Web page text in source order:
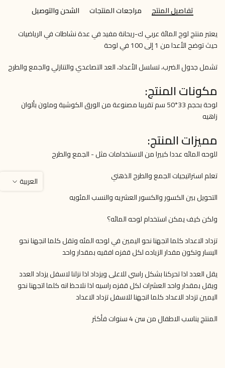
تفاصيل المنتج مراجعات المنتجات
الشحن والتوصيل
يعتبر منتج لوح المائة عربي ك-ريحانة مفيد في عدة نشاطات في الرياضيات
حيث توضح الأعدا من 1 إلى 100 في لوحة
تشمل جدول الضرب، تسلسل الأعداد، العد التصاعدي والتنازلي والجمع والطرح
مكونات المنتج:
لوحة بحجم 33*50 سم تقريبا مصنوعة من الورق الكوشية وملون بألوان
زاهيه
مميزات المنتج:
للوحه المائه عددا كبيرا من الاستخدامات مثل - الجمع والطرح
تعلم استراتيجيات الجمع والطرح الذهني
التحويل بين الكسور والكسور العشريه والنسب المئويه
ولكن كيف يمكن استخدام لوحه المائه؟
تزداد الاعداد كلما اتجهنا نحو اليمين في لوحه المئه وتقل كلما اتجهنا نحو
اليسار وتكون مقدار الزياده لكل قفزه افقيه بمقدار واحد
يقل العدد اذا تحركنا بشكل راسي للاعلى ويزداد اذا نزلنا لاسفل يزداد العدد
ويقل بمقدار واحد العشرات لكل قفزه راسيه اذا نلاحظ انه كلما اتجهنا نحو
اليمين تزداد الاعداد كلما اتجهنا للاسفل تزداد الاعداد
المنتج يناسب الاطفال من سن 4 سنوات فأكثر
العربية